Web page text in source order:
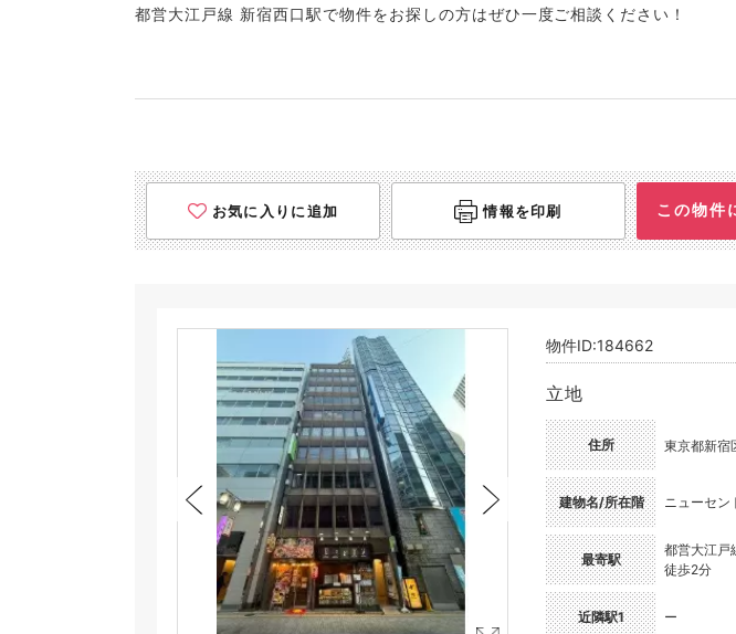
都営大江戸線 新宿西口駅で物件をお探しの方はぜひ一度ご相談ください！
お気に入りに追加 情報を印刷 この物件
物件ID:184662
立地
住所 東京都新宿
建物名/所在階 ニューセ
最寄駅
都営大江戸
徒歩2分
近隣駅1 ー